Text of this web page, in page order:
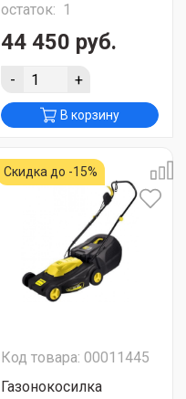
остаток: 1
44 450 руб.
- +
В корзину
Скидка до -15%
Код товара: 00011445
Газонокосилка